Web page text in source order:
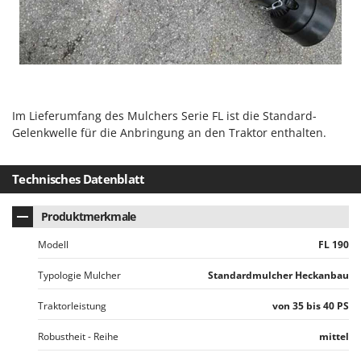
Makita
MAMMAMIA
Marcato
Mastercook
MCH
Michelin
Mille
Minox
Mockmill
More than chef
MOSA
MOVA
Im Lieferumfang des Mulchers Serie FL ist die Standard-
Gelenkwelle für die Anbringung an den Traktor enthalten.
Technisches Datenblatt
Produktmerkmale
Modell FL 190
Typologie Mulcher Standardmulcher Heckanbau
Traktorleistung von 35 bis 40 PS
Robustheit - Reihe mittel